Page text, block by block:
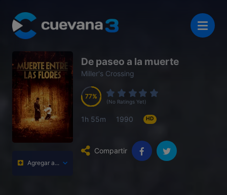
Agregar a...
De paseo a la muerte
Miller's Crossing
77
77
77
77
(No Ratings Yet)
1h 55m 1990 HD
Compartir